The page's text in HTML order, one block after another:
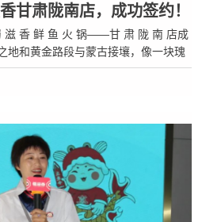
甘肃陇南店，成功签约！
香 鲜 鱼 火 锅——甘 肃 陇 南 店成
地和黄金路段与蒙古接壤，像一块瑰
阔，风景秀美从人文历史到自然景